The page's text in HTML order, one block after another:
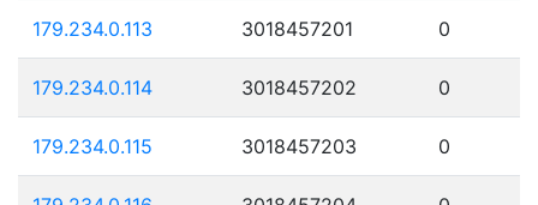
179.234.0.113 3018457201 0
179.234.0.114 3018457202 0
179.234.0.115 3018457203 0